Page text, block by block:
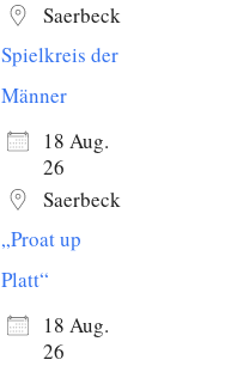
Saerbeck
Spielkreis der
Männer
18 Aug.
26
Saerbeck
„Proat up
Platt“
18 Aug.
26